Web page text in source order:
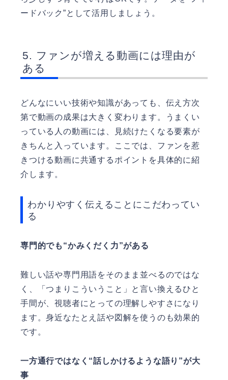
ードバック”として活用しましょう。
ファンが増える動画には理由が
ある
どんなにいい技術や知識があっても、伝え方次
第で動画の成果は大きく変わります。うまくい
っている人の動画には、見続けたくなる要素が
きちんと入っています。ここでは、ファンを惹
きつける動画に共通するポイントを具体的に紹
介します。
わかりやすく伝えることにこだわってい
る
専門的でも“かみくだく力”がある
難しい話や専門用語をそのまま並べるのではな
く、「つまりこういうこと」と言い換えるひと
手間が、視聴者にとっての理解しやすさになり
ます。身近なたとえ話や図解を使うのも効果的
です。
一方通行ではなく“話しかけるような語り”が大
事